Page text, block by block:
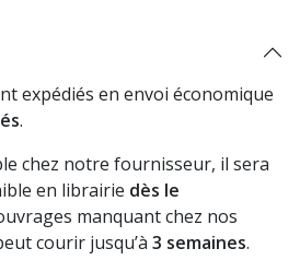
expédiés en envoi économique
.
chez notre fournisseur, il sera
en librairie dès le
manquant chez nos
courir jusqu’à 3 semaines.